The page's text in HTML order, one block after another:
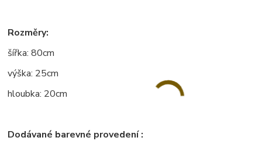
Rozměry:
šířka: 80cm
výška: 25cm
hloubka: 20cm
Dodávané barevné provedení :